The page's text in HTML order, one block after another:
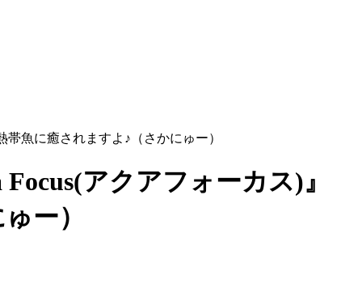
魚に癒されますよ♪（さかにゅー）
アクアフォーカス)』
ー）